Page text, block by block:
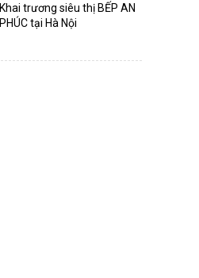
Khai trương siêu thị BẾP AN
PHÚC tại Hà Nội